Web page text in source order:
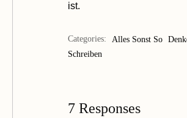
ist.
Categories: Alles Sonst So
Schreiben
7 Responses